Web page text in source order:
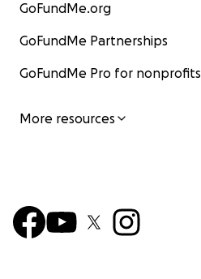
GoFundMe.org
GoFundMe Partnerships
GoFundMe Pro for nonprofits
More resources